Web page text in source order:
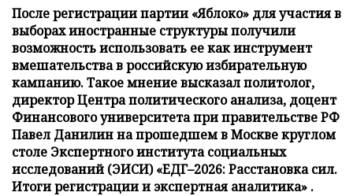
После регистрации партии «Яблоко» для участия в
выборах иностранные структуры получили
возможность использовать ее как инструмент
вмешательства в российскую избирательную
кампанию. Такое мнение высказал политолог,
директор Центра политического анализа, доцент
Финансового университета при правительстве РФ
Павел Данилин на прошедшем в Москве круглом
столе Экспертного института социальных
исследований (ЭИСИ) «ЕДГ–2026: Расстановка сил.
Итоги регистрации и экспертная аналитика» .